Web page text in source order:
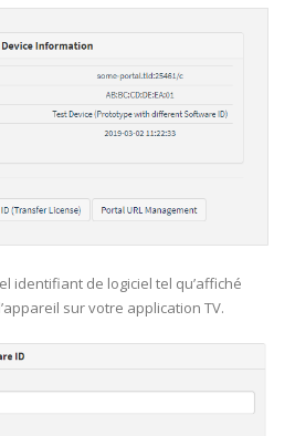
identifiant de logiciel tel qu’affiché
sur votre application TV.